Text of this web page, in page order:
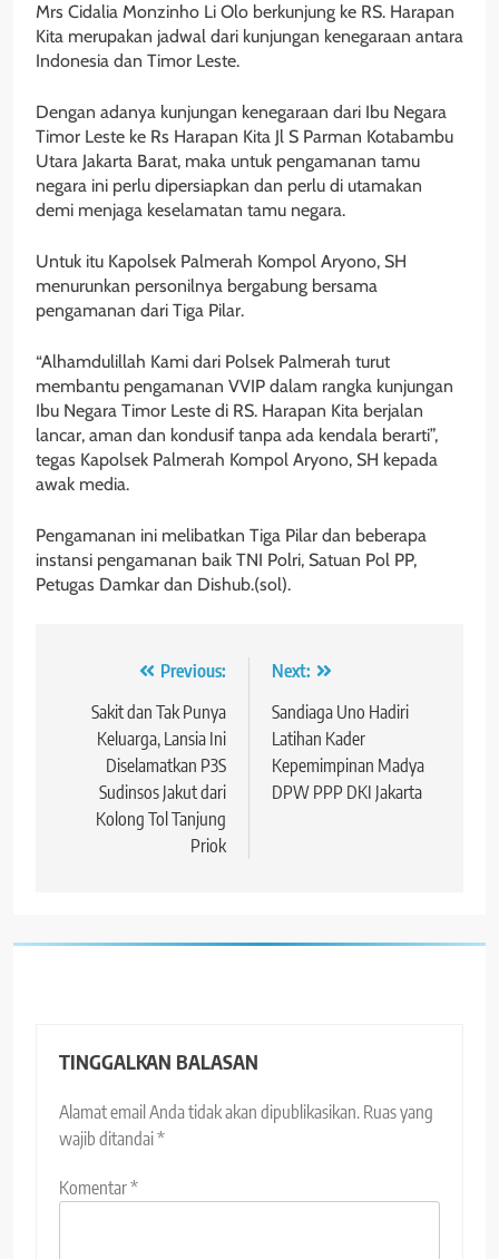
Mrs Cidalia Monzinho Li Olo berkunjung ke RS. Harapan
Kita merupakan jadwal dari kunjungan kenegaraan antara
Indonesia dan Timor Leste.
Dengan adanya kunjungan kenegaraan dari Ibu Negara
Timor Leste ke Rs Harapan Kita Jl S Parman Kotabambu
Utara Jakarta Barat, maka untuk pengamanan tamu
negara ini perlu dipersiapkan dan perlu di utamakan
demi menjaga keselamatan tamu negara.
Untuk itu Kapolsek Palmerah Kompol Aryono, SH
menurunkan personilnya bergabung bersama
pengamanan dari Tiga Pilar.
“Alhamdulillah Kami dari Polsek Palmerah turut
membantu pengamanan VVIP dalam rangka kunjungan
Ibu Negara Timor Leste di RS. Harapan Kita berjalan
lancar, aman dan kondusif tanpa ada kendala berarti”,
tegas Kapolsek Palmerah Kompol Aryono, SH kepada
awak media.
Pengamanan ini melibatkan Tiga Pilar dan beberapa
instansi pengamanan baik TNI Polri, Satuan Pol PP,
Petugas Damkar dan Dishub.(sol).
Navigasi
pos
Previous:
Sakit dan Tak Punya
Keluarga, Lansia Ini
Diselamatkan P3S
Sudinsos Jakut dari
Kolong Tol Tanjung
Priok
Next:
Sandiaga Uno Hadiri
Latihan Kader
Kepemimpinan Madya
DPW PPP DKI Jakarta
TINGGALKAN BALASAN
Alamat email Anda tidak akan dipublikasikan. Ruas yang
wajib ditandai*
Komentar*